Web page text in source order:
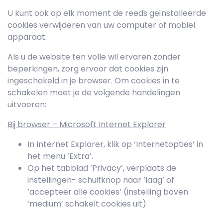
U kunt ook op elk moment de reeds geïnstalleerde
cookies verwijderen van uw computer of mobiel
apparaat.
Als u de website ten volle wil ervaren zonder
beperkingen, zorg ervoor dat cookies zijn
ingeschakeld in je browser. Om cookies in te
schakelen moet je de volgende handelingen
uitvoeren:
Bij browser – Microsoft Internet Explorer
In Internet Explorer, klik op ‘Internetopties’ in
het menu ‘Extra’.
Op het tabblad ‘Privacy’, verplaats de
instellingen- schuifknop naar ‘laag’ of
‘accepteer alle cookies’ (instelling boven
‘medium’ schakelt cookies uit).